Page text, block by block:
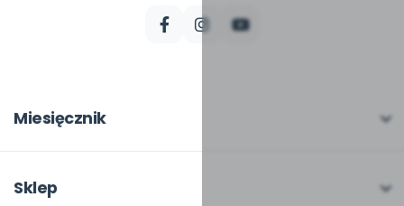
Miesięcznik
W numerze
Sklep